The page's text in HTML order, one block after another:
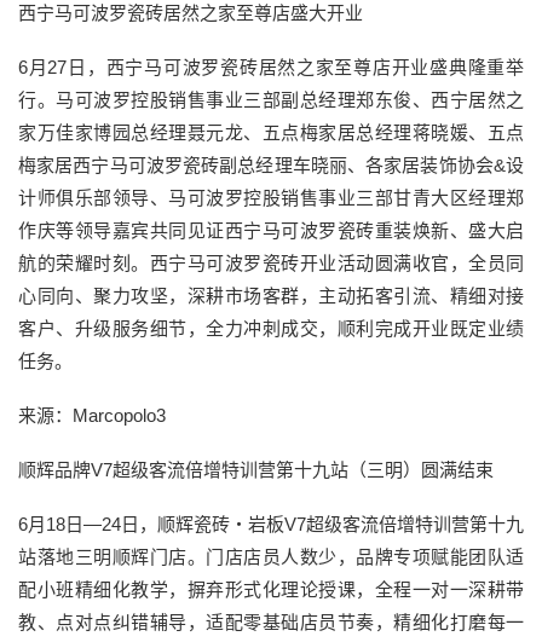
西宁马可波罗瓷砖居然之家至尊店盛大开业
6月27日，西宁马可波罗瓷砖居然之家至尊店开业盛典隆重举
行。马可波罗控股销售事业三部副总经理郑东俊、西宁居然之
家万佳家博园总经理聂元龙、五点梅家居总经理蒋晓媛、五点
梅家居西宁马可波罗瓷砖副总经理车晓丽、各家居装饰协会&设
计师俱乐部领导、马可波罗控股销售事业三部甘青大区经理郑
作庆等领导嘉宾共同见证西宁马可波罗瓷砖重装焕新、盛大启
航的荣耀时刻。西宁马可波罗瓷砖开业活动圆满收官，全员同
心同向、聚力攻坚，深耕市场客群，主动拓客引流、精细对接
客户、升级服务细节，全力冲刺成交，顺利完成开业既定业绩
任务。
来源：Marcopolo3
顺辉品牌V7超级客流倍增特训营第十九站（三明）圆满结束
6月18日—24日，顺辉瓷砖・岩板V7超级客流倍增特训营第十九
站落地三明顺辉门店。门店店员人数少，品牌专项赋能团队适
配小班精细化教学，摒弃形式化理论授课，全程一对一深耕带
教、点对点纠错辅导，适配零基础店员节奏，精细化打磨每一